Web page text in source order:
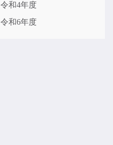
令和4年度
令和6年度